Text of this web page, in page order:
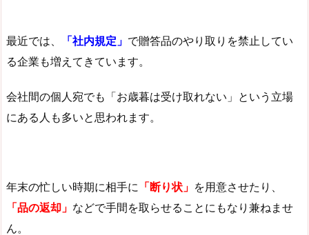
最近では、 「社内規定」 で贈答品のやり取りを禁止してい
る企業も増えてきています。
会社間の個人宛でも「お歳暮は受け取れない」という立場
にある人も多いと思われます。
年末の忙しい時期に相手に 「断り状」 を用意させたり、
「品の返却」 などで手間を取らせることにもなり兼ねませ
ん。